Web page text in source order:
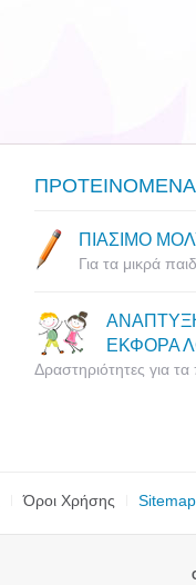
ΠΙΑΣΙΜΟ
Για τα μικρά
ΕΚΦΟΡΑ
Δραστηριότητες για τα
Όροι Χρήσης Sitemap